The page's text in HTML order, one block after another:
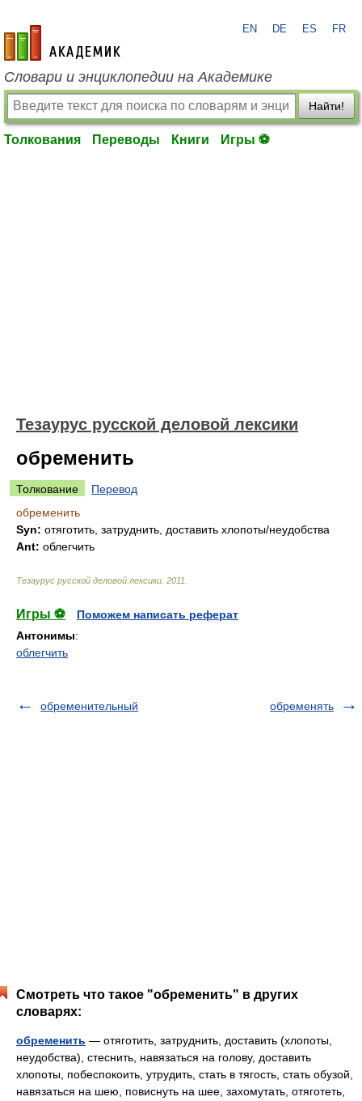
academic.ru
EN DE ES FR
Словари и энциклопедии на Академике
Найти!
Толкования Переводы Книги Игры ⚽
Тезаурус русской деловой лексики
обременить
Толкование
Перевод
обременить
Syn: отяготить, затруднить, доставить хлопоты/неудобства
Ant: облегчить
Тезаурус русской деловой лексики 2011
Игры ⚽
Поможем написать реферат
Антонимы:
облегчить
обременительный обременять
Смотреть что такое "обременить" в других
словарях:
обременить — отяготить, затруднить, доставить (хлопоты,
неудобства), стеснить, навязаться на голову, доставить
хлопоты, побеспокоить, утрудить, стать в тягость, стать обузой,
навязаться на шею, повиснуть на шее, захомутать, отяготеть,